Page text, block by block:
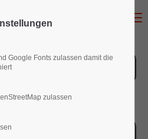
ÜBERSICHT
Google Fonts zulassen damit die
zulassen